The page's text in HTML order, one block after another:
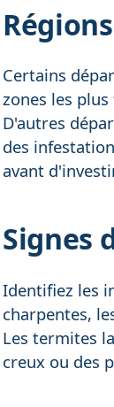
Certains
zones les
D'autres
des
avant
Signes
Identifiez les
charpentes,
Les termites
creux ou des